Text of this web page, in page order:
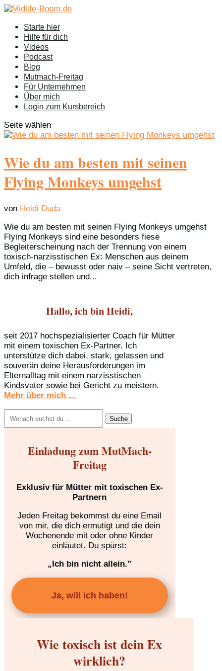
Starte hier
Hilfe für dich
Videos
Podcast
Blog
Mutmach-Freitag
Für Unternehmen
Über mich
Login zum Kursbereich
Seite wählen
Wie du am besten mit seinen
Flying Monkeys umgehst
von Heidi Duda
Wie du am besten mit seinen Flying Monkeys umgehst
Flying Monkeys sind eine besonders fiese
Begleiterscheinung nach der Trennung von einem
toxisch-narzisstischen Ex: Menschen aus deinem
Umfeld, die – bewusst oder naiv – seine Sicht vertreten,
dich infrage stellen und...
Hallo, ich bin Heidi,
seit 2017 hochspezialisierter Coach für Mütter
mit einem toxischen Ex-Partner. Ich
unterstütze dich dabei, stark, gelassen und
souverän deine Herausforderungen im
Elternalltag mit einem narzisstischen
Kindsvater sowie bei Gericht zu meistern.
Mehr über mich ...
nach:
Einladung zum MutMach-
Freitag
Exklusiv für Mütter mit toxischen Ex-
Partnern
Jeden Freitag bekommst du eine Email
von mir, die dich ermutigt und die dein
Wochenende mit oder ohne Kinder
einläutet. Du spürst:
„Ich bin nicht allein."
Ja, will ich haben!
Wie toxisch ist dein Ex
wirklich?